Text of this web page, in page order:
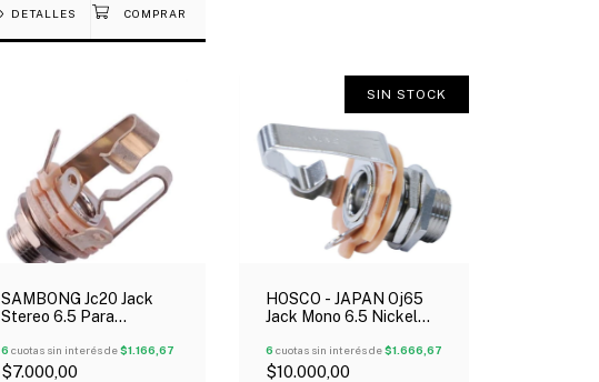
DETALLES
SAMBONG Jc20 Jack
Stereo 6.5 Para
6 cuotas sin interés de$1.166,67
$7.000,00
SIN STOCK
HOSCO - JAPAN Oj65
Jack Mono 6.5 Nickel
6 cuotas sin interés de$1.666,67
$10.000,00